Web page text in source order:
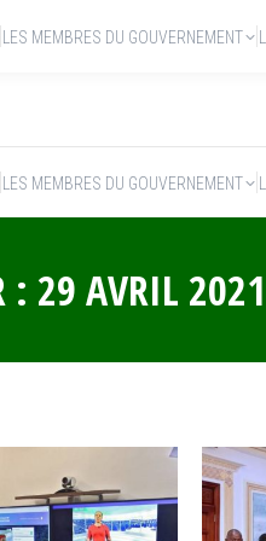
LES MEMBRES DU GOUVERNEMENT
: 29 AVRIL 2021
LES MEMBRES DU GOUVERNEMENT